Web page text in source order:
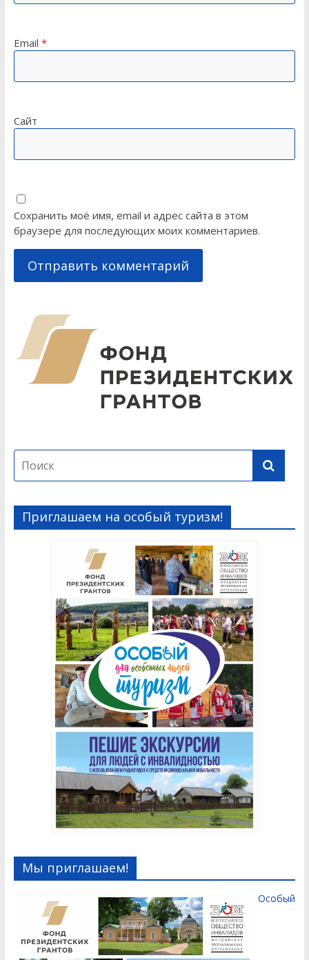
Email *
Сайт
Сохранить моё имя, email и адрес сайта в этом
браузере для последующих моих комментариев.
Приглашаем на особый туризм!
Мы приглашаем!
Особый